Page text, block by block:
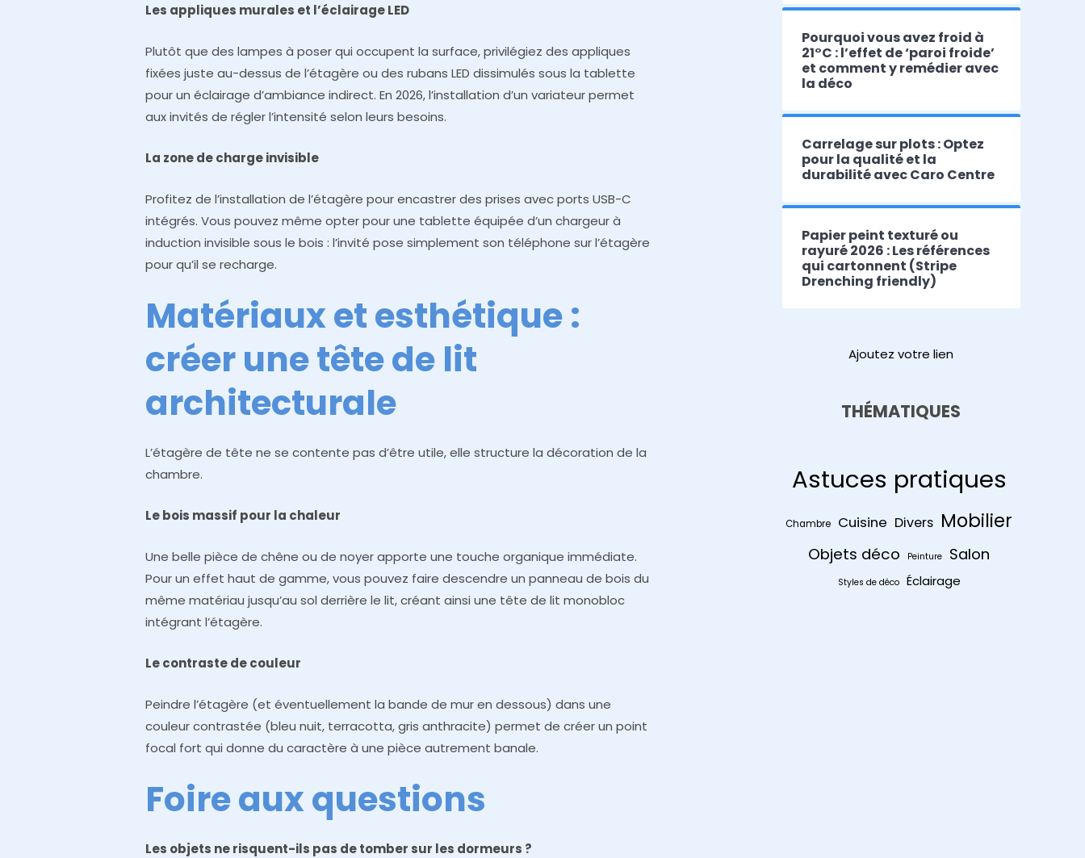
Les appliques murales et l’éclairage LED
Plutôt que des lampes à poser qui occupent la surface, privilégiez des appliques
fixées juste au-dessus de l’étagère ou des rubans LED dissimulés sous la tablette
pour un éclairage d’ambiance indirect. En 2026, l’installation d’un variateur permet
aux invités de régler l’intensité selon leurs besoins.
La zone de charge invisible
Profitez de l’installation de l’étagère pour encastrer des prises avec ports USB-C
intégrés. Vous pouvez même opter pour une tablette équipée d’un chargeur à
induction invisible sous le bois : l’invité pose simplement son téléphone sur l’étagère
pour qu’il se recharge.
Matériaux et esthétique :
créer une tête de lit
architecturale
L’étagère de tête ne se contente pas d’être utile, elle structure la décoration de la
chambre.
Le bois massif pour la chaleur
Une belle pièce de chêne ou de noyer apporte une touche organique immédiate.
Pour un effet haut de gamme, vous pouvez faire descendre un panneau de bois du
même matériau jusqu’au sol derrière le lit, créant ainsi une tête de lit monobloc
intégrant l’étagère.
Le contraste de couleur
Peindre l’étagère (et éventuellement la bande de mur en dessous) dans une
couleur contrastée (bleu nuit, terracotta, gris anthracite) permet de créer un point
focal fort qui donne du caractère à une pièce autrement banale.
Foire aux questions
Les objets ne risquent-ils pas de tomber sur les dormeurs ?
Pourquoi vous avez froid à
21°C : l’effet de ‘paroi froide’
et comment y remédier avec
la déco
Carrelage sur plots : Optez
pour la qualité et la
durabilité avec Caro Centre
Papier peint texturé ou
rayuré 2026 : Les références
qui cartonnent (Stripe
Drenching friendly)
Ajoutez votre lien
THÉMATIQUES
Astuces pratiques
Chambre Cuisine Divers Mobilier
Objets déco Peinture Salon
Styles de déco Éclairage